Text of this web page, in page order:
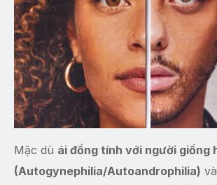
Mặc dù ái đồng tính với người giống
(Autogynephilia/Autoandrophilia) và